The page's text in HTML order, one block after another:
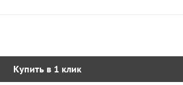
Купить в 1 клик